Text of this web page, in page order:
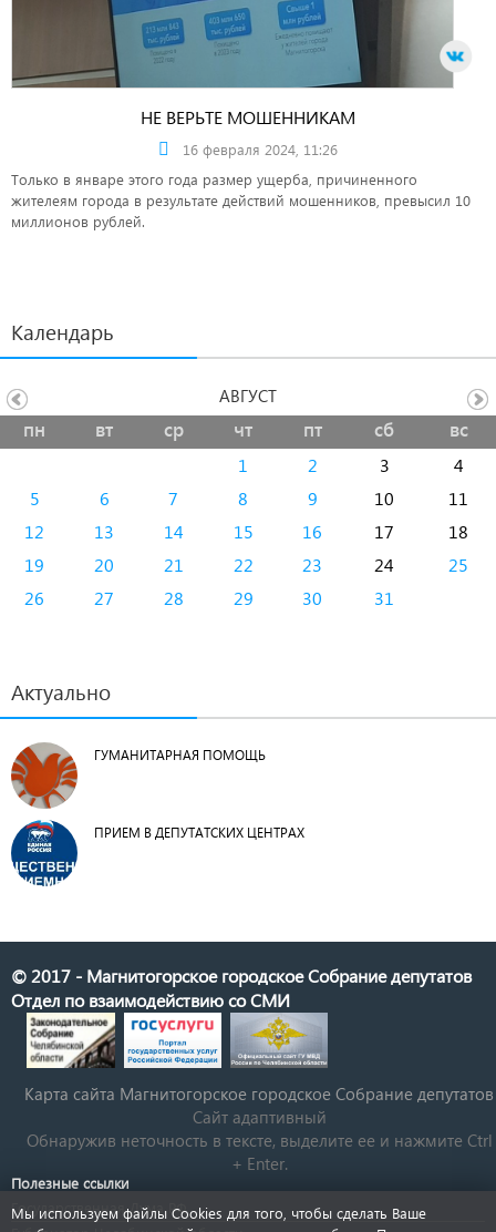
НЕ ВЕРЬТЕ МОШЕННИКАМ
16 февраля 2024, 11:26
Только в январе этого года размер ущерба, причиненного
жителеям города в результате действий мошенников, превысил 10
миллионов рублей.
Календарь
пн вт ср чт пт сб вс
1 2 3
4
5
6 7 8 9 10
11
12
13 14 15 16 17
18
19
20 21 22 23 24
25
26
27 28 29 30 31
АВГУСТ
Актуально
ГУМАНИТАРНАЯ ПОМОЩЬ
ПРИЕМ В ДЕПУТАТСКИХ ЦЕНТРАХ
© 2017 - Магнитогорское городское Собрание депутатов
Отдел по взаимодействию со СМИ
Карта сайта Магнитогорское городское Cобрание депутатов
Сайт адаптивный
Обнаружив неточность в тексте, выделите ее и нажмите Ctrl
+ Enter.
Полезные ссылки
Государственная Дума РФ
Мы используем файлы Cookies для того, чтобы сделать Ваше